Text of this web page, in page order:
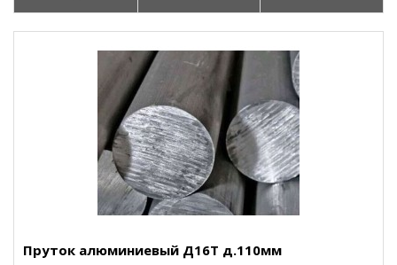
Пруток алюминиевый Д16Т д.110мм